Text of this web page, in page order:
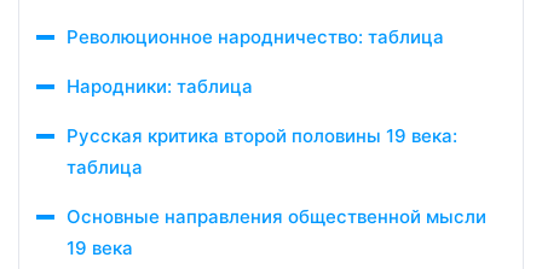
Революционное народничество: таблица
Народники: таблица
Русская критика второй половины 19 века:
таблица
Основные направления общественной мысли
19 века